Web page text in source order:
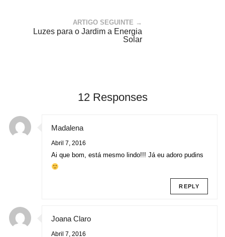
ARTIGO SEGUINTE →
Luzes para o Jardim a Energia
Solar
12 Responses
Madalena
Abril 7, 2016
Ai que bom, está mesmo lindo!!! Já eu adoro pudins
REPLY
Joana Claro
Abril 7, 2016